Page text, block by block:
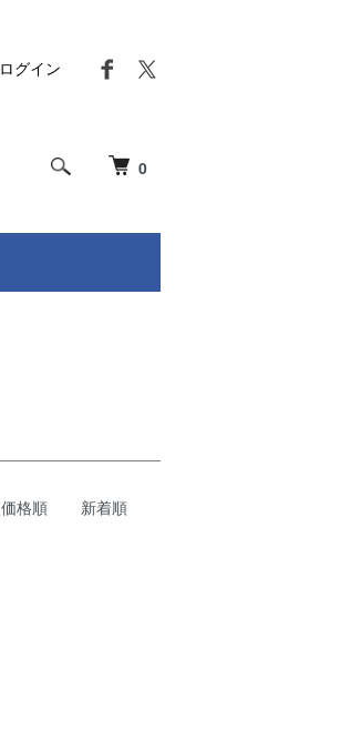
0
ログイン
価格順 新着順